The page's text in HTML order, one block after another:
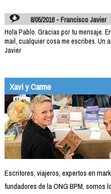
8/05/2016 - Francisco Javier
Hola Pablo. Gracias por tu mensaje.
mail, cualquier cosa me escribes. Un
Javier
Xavi y Carme
Escritores, viajeros, expertos en
fundadores de la ONG BPM, somos